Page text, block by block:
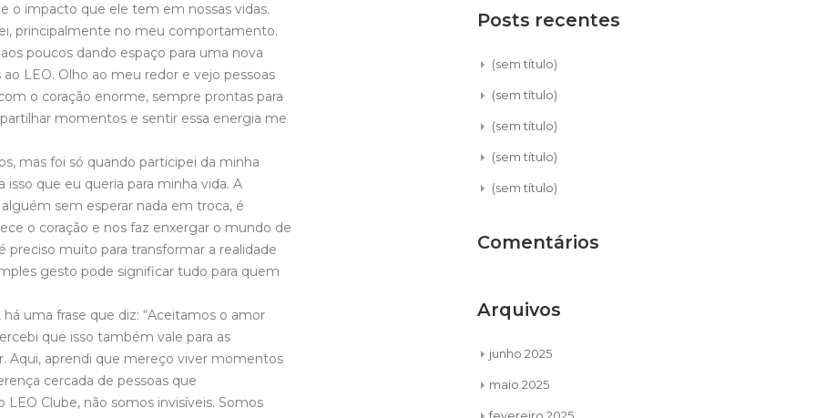
impacto que ele tem em nossas vidas.
principalmente no meu comportamento.
poucos dando espaço para uma nova
LEO. Olho ao meu redor e vejo pessoas
o coração enorme, sempre prontas para
momentos e sentir essa energia me
mas foi só quando participei da minha
que eu queria para minha vida. A
sem esperar nada em troca, é
o coração e nos faz enxergar o mundo de
preciso muito para transformar a realidade
gesto pode significar tudo para quem
uma frase que diz: “Aceitamos o amor
que isso também vale para as
Aqui, aprendi que mereço viver momentos
cercada de pessoas que
Clube, não somos invisíveis. Somos
Posts recentes
(sem título)
(sem título)
(sem título)
(sem título)
(sem título)
Comentários
Arquivos
junho 2025
maio 2025